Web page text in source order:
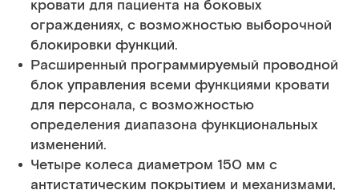
кровати для пациента на боковых
ограждениях, с возможностью выборочной
блокировки функций.
Расширенный программируемый проводной
блок управления всеми функциями кровати
для персонала, с возможностью
определения диапазона функциональных
изменений.
Четыре колеса диаметром 150 мм с
антистатическим покрытием и механизмами,